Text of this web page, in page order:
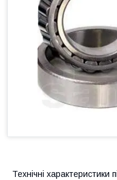
Технічні характеристики